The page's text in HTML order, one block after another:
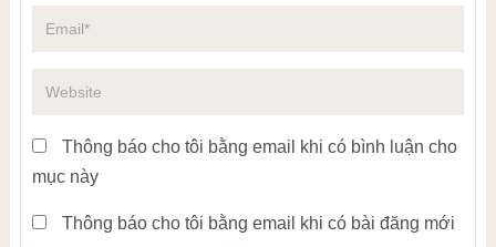
Thông báo cho tôi bằng email khi có bình luận cho
mục này
Thông báo cho tôi bằng email khi có bài đăng mới